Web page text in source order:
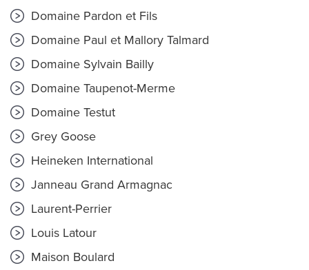
Domaine Pardon et Fils
Domaine Paul et Mallory Talmard
Domaine Sylvain Bailly
Domaine Taupenot-Merme
Domaine Testut
Grey Goose
Heineken International
Janneau Grand Armagnac
Laurent-Perrier
Louis Latour
Maison Boulard